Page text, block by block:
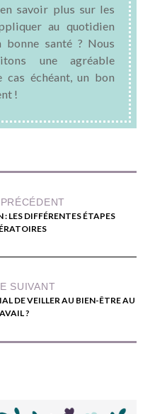
savoir plus sur les
au quotidien
bonne santé ? Nous
une agréable
cas échéant, un bon
!
LES DIFFÉRENTES ÉTAPES
SUIVANT
DE VEILLER AU BIEN-ÊTRE AU
?